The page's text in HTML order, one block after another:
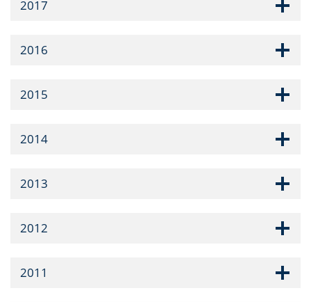
2017
2016
2015
2014
2013
2012
2011